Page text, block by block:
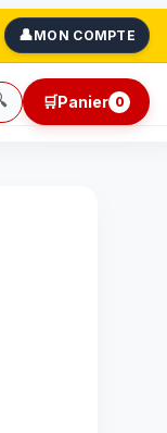
👤MON COMPTE
🛒Panier 0